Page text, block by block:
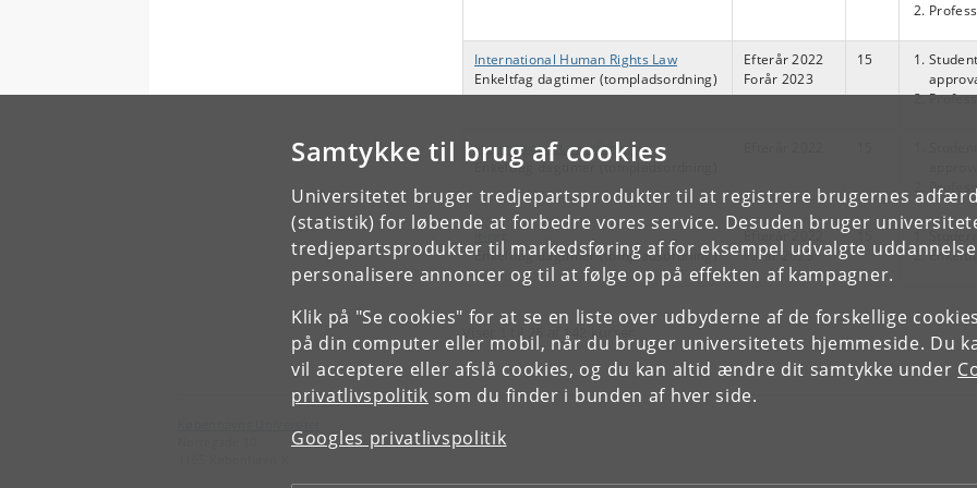
Samtykke til brug af cookies
Universitetet bruger tredjepartsprodukter til at registrere brugernes
(statistik) for løbende at forbedre vores service. Desuden bruger
tredjepartsprodukter til markedsføring af for eksempel udvalgte
personalisere annoncer og til at følge op på effekten af kampagner.
Klik på "Se cookies" for at se en liste over udbyderne af de forskellige
på din computer eller mobil, når du bruger universitetets hjemmeside. Du
vil acceptere eller afslå cookies, og du kan altid ændre dit samtykke under
privatlivspolitik som du finder i bunden af hver side.
Googles privatlivspolitik
International Human Rights Law
Enkeltfag dagtimer (tompladsordning)
Efterår 2022
Forår 2023
15
International Law of the Sea
Enkeltfag dagtimer (tompladsordning)
Enkeltfag dagtimer (tompladsordning)
Forår 2023
Viser 1 til 25 af 142 kurser